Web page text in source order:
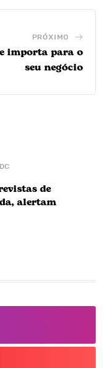
PRÓXIMO
importa para o
seu negócio
de
alertam